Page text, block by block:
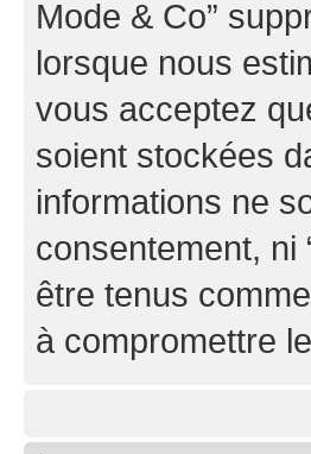
Mode & Co”
lorsque nous
vous acceptez
soient stockées
informations ne
consentement, ni
être tenus
à compromettre